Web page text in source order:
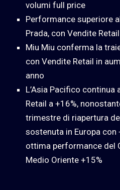
volumi full price
Performance superiore
Prada, con Vendite
Miu Miu conferma la
con Vendite Retail in
anno
L’Asia Pacifico
Retail a +16%,
trimestre di riapertura
sostenuta in Europa con
ottima performance del
Medio Oriente +15%